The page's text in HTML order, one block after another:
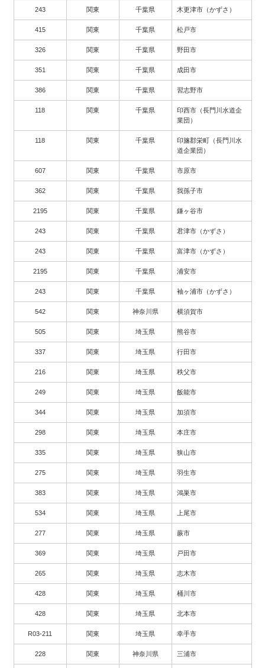
243 関東 千葉県 木更津市（かずさ）
415 関東 千葉県 松戸市
326 関東 千葉県 野田市
351 関東 千葉県 成田市
386 関東 千葉県 習志野市
118 関東 千葉県
印西市（長門川水道企
業団）
118 関東 千葉県
印旛郡栄町（長門川水
道企業団）
607 関東 千葉県 市原市
362 関東 千葉県 我孫子市
2195 関東 千葉県 鎌ヶ谷市
243 関東 千葉県 君津市（かずさ）
243 関東 千葉県 富津市（かずさ）
2195 関東 千葉県 浦安市
243 関東 千葉県 袖ヶ浦市（かずさ）
542 関東 神奈川県 横須賀市
505 関東 埼玉県 熊谷市
337 関東 埼玉県 行田市
216 関東 埼玉県 秩父市
249 関東 埼玉県 飯能市
344 関東 埼玉県 加須市
298 関東 埼玉県 本庄市
335 関東 埼玉県 狭山市
275 関東 埼玉県 羽生市
383 関東 埼玉県 鴻巣市
534 関東 埼玉県 上尾市
277 関東 埼玉県 蕨市
369 関東 埼玉県 戸田市
265 関東 埼玉県 志木市
428 関東 埼玉県 桶川市
428 関東 埼玉県 北本市
R03-211 関東 埼玉県 幸手市
228 関東 神奈川県 三浦市